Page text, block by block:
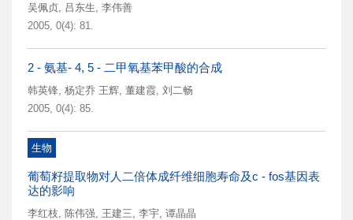
吴佩贞, 吕东生, 李伟善
2005, 0(4): 81.
2 - 氨基- 4, 5 - 二甲氧基苯甲酸的合成
韩英锋, 杨定乔 王辉, 董建霞, 刘二畅
2005, 0(4): 85.
生物
葡萄籽提取物对人二倍体成纤维细胞寿命及c - fos基因表
达的影响
李红枝, 陈伟强, 王建三, 李宇, 谭晶晶